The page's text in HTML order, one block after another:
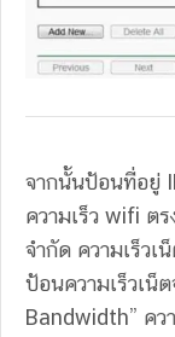
จากนั้นป้อนที่อยู่
ความเร็ว wifi ต
จำกัด ความเร็ว
ป้อนความเร็วเน็
Bandwidth” คว